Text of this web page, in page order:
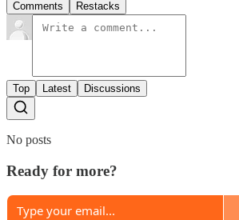
Comments Restacks
Top Latest Discussions
No posts
Ready for more?